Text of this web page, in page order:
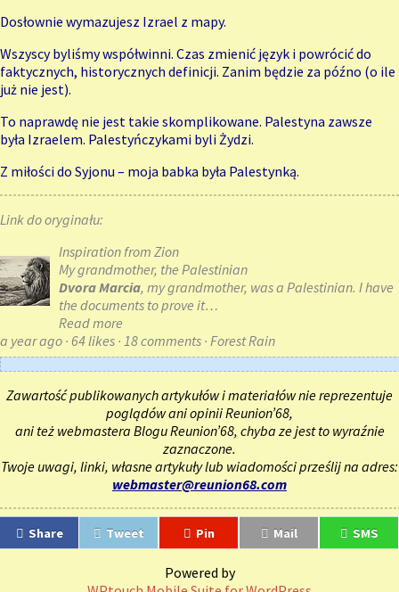
Dosłownie wymazujesz Izrael z mapy.
Wszyscy byliśmy współwinni. Czas zmienić język i powrócić do
faktycznych, historycznych definicji. Zanim będzie za późno (o ile
już nie jest).
To naprawdę nie jest takie skomplikowane. Palestyna zawsze
była Izraelem. Palestyńczykami byli Żydzi.
Z miłości do Syjonu – moja babka była Palestynką.
Link do oryginału:
Inspiration from Zion
My grandmother, the Palestinian
Dvora Marcia, my grandmother, was a Palestinian. I have
the documents to prove it…
Read more
a year ago · 64 likes · 18 comments · Forest Rain
Zawartość publikowanych artykułów i materiałów nie reprezentuje
poglądów ani opinii Reunion’68,
ani też webmastera Blogu Reunion’68, chyba ze jest to wyraźnie
zaznaczone.
Twoje uwagi, linki, własne artykuły lub wiadomości prześlij na adres:
webmaster@reunion68.com
Share Tweet Pin Mail SMS
Powered by